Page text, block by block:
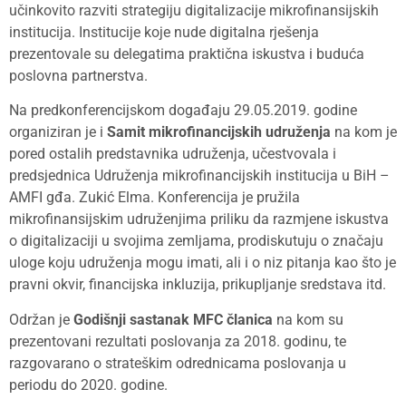
učinkovito razviti strategiju digitalizacije mikrofinansijskih
institucija. Institucije koje nude digitalna rješenja
prezentovale su delegatima praktična iskustva i buduća
poslovna partnerstva.
Na predkonferencijskom događaju 29.05.2019. godine
organiziran je i Samit mikrofinancijskih udruženja na kom je
pored ostalih predstavnika udruženja, učestvovala i
predsjednica Udruženja mikrofinancijskih institucija u BiH –
AMFI gđa. Zukić Elma. Konferencija je pružila
mikrofinansijskim udruženjima priliku da razmjene iskustva
o digitalizaciji u svojima zemljama, prodiskutuju o značaju
uloge koju udruženja mogu imati, ali i o niz pitanja kao što je
pravni okvir, financijska inkluzija, prikupljanje sredstava itd.
Održan je Godišnji sastanak MFC članica na kom su
prezentovani rezultati poslovanja za 2018. godinu, te
razgovarano o strateškim odrednicama poslovanja u
periodu do 2020. godine.